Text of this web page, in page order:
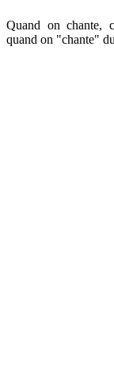
Quand on chante,
quand on "chante"